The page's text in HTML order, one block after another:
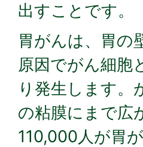
出すことです。
胃がんは、胃の
原因でがん細胞
り発生します。
の粘膜にまで広
110,000人が胃